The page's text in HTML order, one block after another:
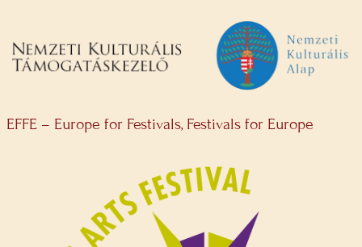
EFFE – Europe for Festivals, Festivals for Europe